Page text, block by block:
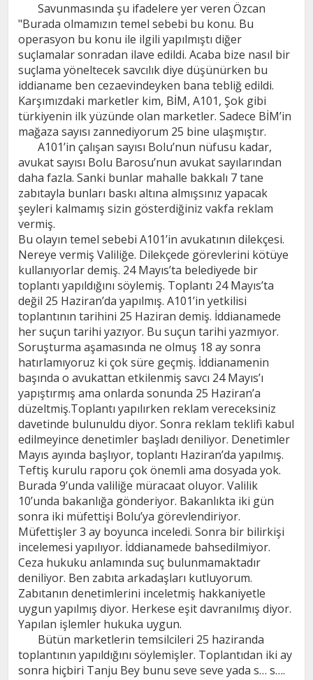
Savunmasında şu ifadelere yer veren Özcan
"Burada olmamızın temel sebebi bu konu. Bu
operasyon bu konu ile ilgili yapılmıştı diğer
suçlamalar sonradan ilave edildi. Acaba bize nasıl bir
suçlama yöneltecek savcılık diye düşünürken bu
iddianame ben cezaevindeyken bana tebliğ edildi.
Karşımızdaki marketler kim, BİM, A101, Şok gibi
türkiyenin ilk yüzünde olan marketler. Sadece BİM’in
mağaza sayısı zannediyorum 25 bine ulaşmıştır.
A101’in çalışan sayısı Bolu’nun nüfusu kadar,
avukat sayısı Bolu Barosu’nun avukat sayılarından
daha fazla. Sanki bunlar mahalle bakkalı 7 tane
zabıtayla bunları baskı altına almışsınız yapacak
şeyleri kalmamış sizin gösterdiğiniz vakfa reklam
vermiş.
Bu olayın temel sebebi A101’in avukatının dilekçesi.
Nereye vermiş Valiliğe. Dilekçede görevlerini kötüye
kullanıyorlar demiş. 24 Mayıs’ta belediyede bir
toplantı yapıldığını söylemiş. Toplantı 24 Mayıs’ta
değil 25 Haziran’da yapılmış. A101’in yetkilisi
toplantının tarihini 25 Haziran demiş. İddianamede
her suçun tarihi yazıyor. Bu suçun tarihi yazmıyor.
Soruşturma aşamasında ne olmuş 18 ay sonra
hatırlamıyoruz ki çok süre geçmiş. İddianamenin
başında o avukattan etkilenmiş savcı 24 Mayıs’ı
yapıştırmış ama onlarda sonunda 25 Haziran’a
düzeltmiş.Toplantı yapılırken reklam vereceksiniz
davetinde bulunuldu diyor. Sonra reklam teklifi kabul
edilmeyince denetimler başladı deniliyor. Denetimler
Mayıs ayında başlıyor, toplantı Haziran’da yapılmış.
Teftiş kurulu raporu çok önemli ama dosyada yok.
Burada 9’unda valiliğe müracaat oluyor. Valilik
10’unda bakanlığa gönderiyor. Bakanlıkta iki gün
sonra iki müfettişi Bolu’ya görevlendiriyor.
Müfettişler 3 ay boyunca inceledi. Sonra bir bilirkişi
incelemesi yapılıyor. İddianamede bahsedilmiyor.
Ceza hukuku anlamında suç bulunmamaktadır
deniliyor. Ben zabıta arkadaşları kutluyorum.
Zabıtanın denetimlerini inceletmiş hakkaniyetle
uygun yapılmış diyor. Herkese eşit davranılmış diyor.
Yapılan işlemler hukuka uygun.
Bütün marketlerin temsilcileri 25 haziranda
toplantının yapıldığını söylemişler. Toplantıdan iki ay
sonra hiçbiri Tanju Bey bunu seve seve yada s… s….